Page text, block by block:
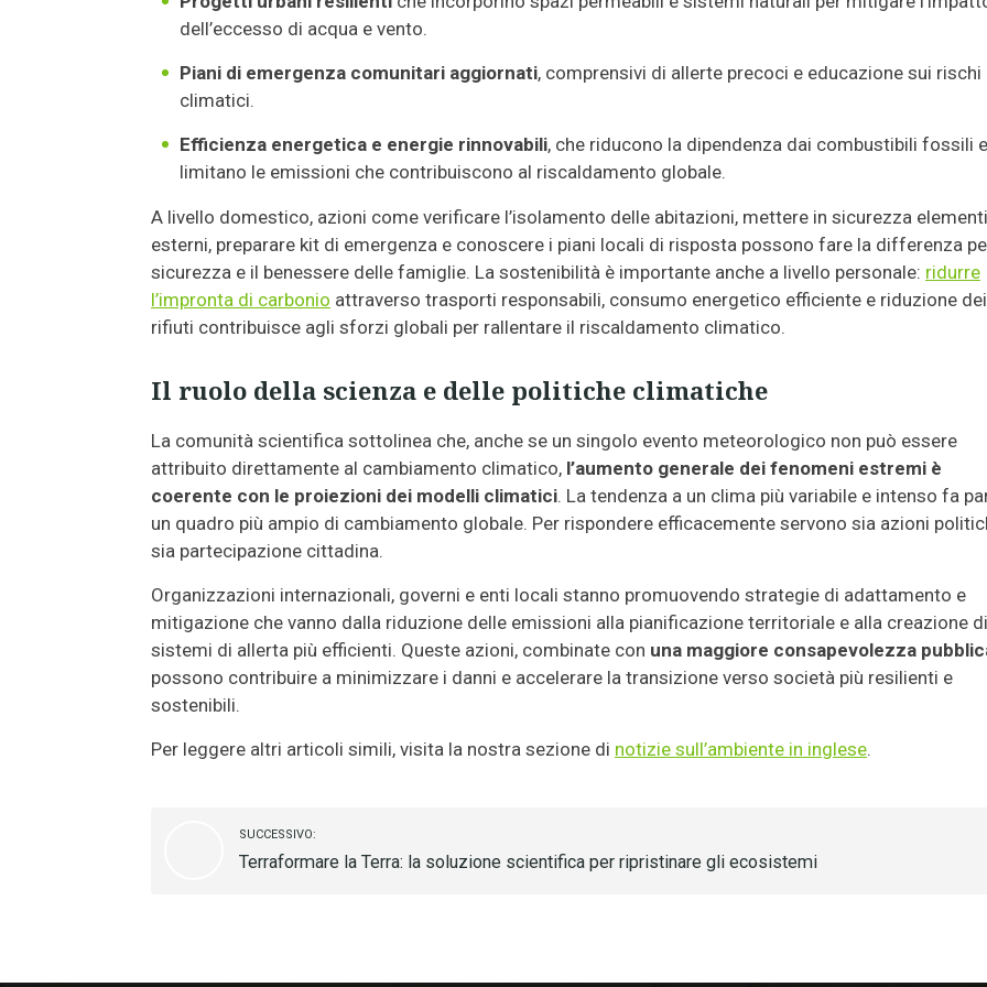
dell’eccesso di acqua e vento.
Piani di emergenza comunitari aggiornati, comprensivi di allerte precoci e educazione sui rischi
climatici.
Efficienza energetica e energie rinnovabili, che riducono la dipendenza dai combustibili fossili e
limitano le emissioni che contribuiscono al riscaldamento globale.
A livello domestico, azioni come verificare l’isolamento delle abitazioni, mettere in sicurezza elementi
esterni, preparare kit di emergenza e conoscere i piani locali di risposta possono fare la differenza
sicurezza e il benessere delle famiglie. La sostenibilità è importante anche a livello personale: ridurre
l’impronta di carbonio attraverso trasporti responsabili, consumo energetico efficiente e riduzione dei
rifiuti contribuisce agli sforzi globali per rallentare il riscaldamento climatico.
Il ruolo della scienza e delle politiche climatiche
La comunità scientifica sottolinea che, anche se un singolo evento meteorologico non può essere
attribuito direttamente al cambiamento climatico, l’aumento generale dei fenomeni estremi è
coerente con le proiezioni dei modelli climatici. La tendenza a un clima più variabile e intenso fa
un quadro più ampio di cambiamento globale. Per rispondere efficacemente servono sia azioni
sia partecipazione cittadina.
Organizzazioni internazionali, governi e enti locali stanno promuovendo strategie di adattamento e
mitigazione che vanno dalla riduzione delle emissioni alla pianificazione territoriale e alla creazione di
sistemi di allerta più efficienti. Queste azioni, combinate con una maggiore consapevolezza
possono contribuire a minimizzare i danni e accelerare la transizione verso società più resilienti e
sostenibili.
Per leggere altri articoli simili, visita la nostra sezione di notizie sull’ambiente in inglese.
SUCCESSIVO:
Terraformare la Terra: la soluzione scientifica per ripristinare gli ecosistemi